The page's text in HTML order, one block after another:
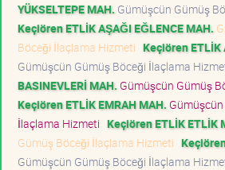
YÜKSELTEPE MAH. Gümüşcün Gümüş
Keçiören ETLİK AŞAĞI EĞLENCE MAH.
Böceği İlaçlama Hizmeti Keçiören ETLİK
Gümüşcün Gümüş Böceği İlaçlama
BASINEVLERİ MAH. Gümüşcün Gümüş
Keçiören ETLİK EMRAH MAH.
İlaçlama Hizmeti Keçiören ETLİK ETLİK
Gümüş Böceği İlaçlama Hizmeti
Gümüşcün Gümüş Böceği İlaçlama